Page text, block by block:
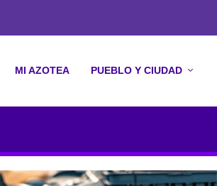
MI AZOTEA PUEBLO Y CIUDAD